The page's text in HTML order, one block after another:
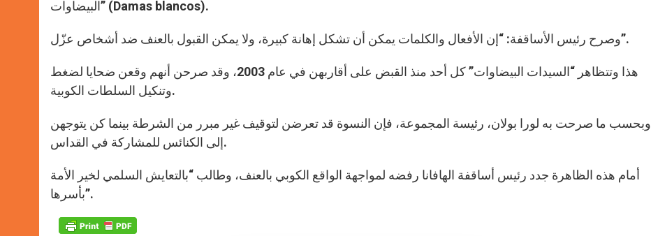
البيضاوات” (Damas blancos).
وصرح رئيس الأساقفة: “إن الأفعال والكلمات يمكن أن تشكل إهانة كبيرة، ولا يمكن القبول بالعنف ضد أشخاص عزّل”.
هذا وتتظاهر “السيدات البيضاوات” كل أحد منذ القبض على أقاربهن في عام 2003، وقد صرحن أنهم وقعن ضحايا لضغط
وتنكيل السلطات الكوبية.
وبحسب ما صرحت به لورا بولان، رئيسة المجموعة، فإن النسوة قد تعرضن لتوقيف غير مبرر من الشرطة بينما كن يتوجهن
إلى الكنائس للمشاركة في القداس.
أمام هذه الظاهرة جدد رئيس أساقفة الهافانا رفضه لمواجهة الواقع الكوبي بالعنف، وطالب “بالتعايش السلمي لخير الأمة
بأسرها”.